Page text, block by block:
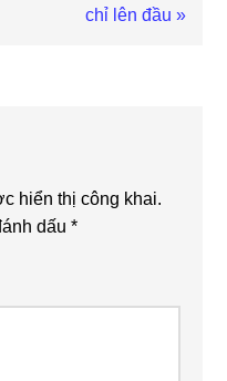
chỉ lên đầu »
hiển thị công khai.
dấu*